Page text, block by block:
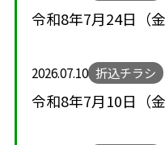
令和8年7月24日（
2026.07.10 折込チラシ
令和8年7月10日（